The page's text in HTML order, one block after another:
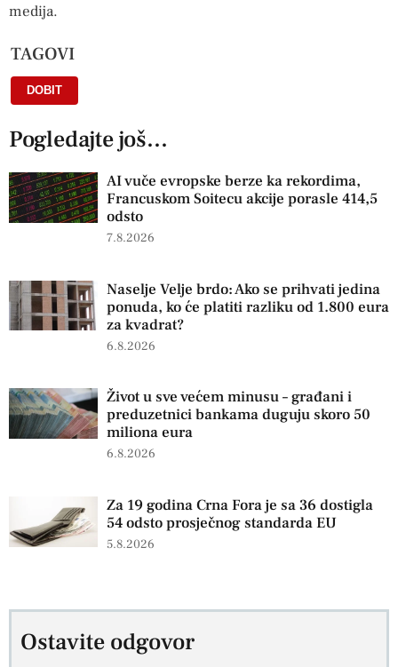
medija.
TAGOVI
DOBIT
Pogledajte još...
AI vuče evropske berze ka rekordima,
Francuskom Soitecu akcije porasle 414,5
odsto
7.8.2026
Naselje Velje brdo: Ako se prihvati jedina
ponuda, ko će platiti razliku od 1.800 eura
za kvadrat?
6.8.2026
Život u sve većem minusu – građani i
preduzetnici bankama duguju skoro 50
miliona eura
6.8.2026
Za 19 godina Crna Fora je sa 36 dostigla
54 odsto prosječnog standarda EU
5.8.2026
Ostavite odgovor